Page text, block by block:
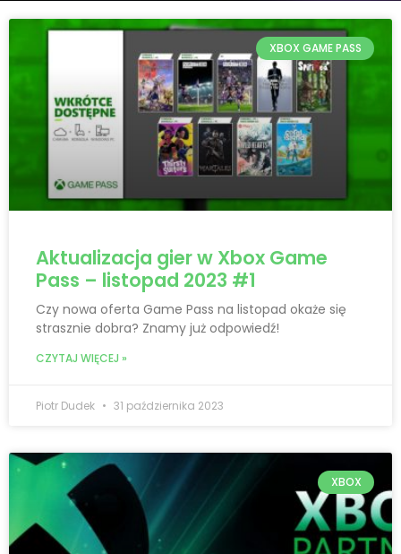
XBOX GAME PASS
Aktualizacja gier w Xbox Game
Pass – listopad 2023 #1
Czy nowa oferta Game Pass na listopad okaże się
strasznie dobra? Znamy już odpowiedź!
CZYTAJ WIĘCEJ »
Piotr Dudek 31 października 2023
XBOX